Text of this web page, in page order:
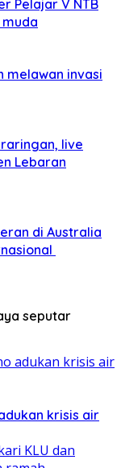
Pelajar V NTB
melawan invasi
live
Lebaran
di Australia
seputar
krisis air